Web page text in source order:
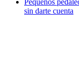
Pequeños
sin darte cuenta